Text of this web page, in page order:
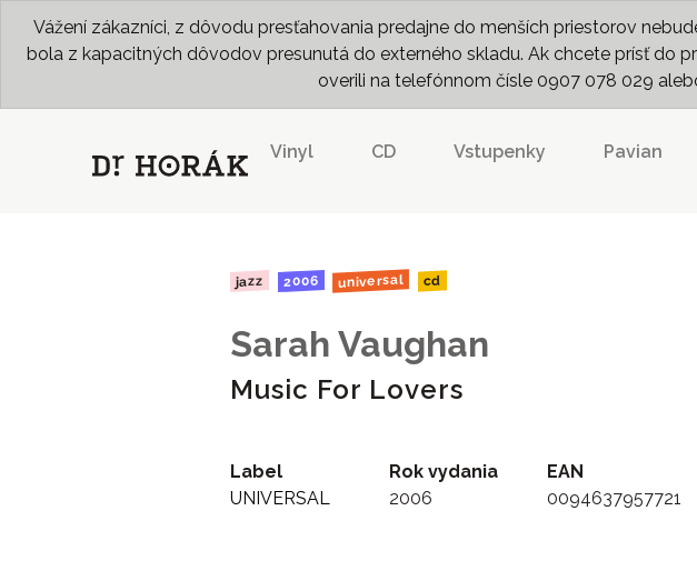
Vážení zákazníci, z dôvodu presťahovania predajne do menších priestorov
bola z kapacitných dôvodov presunutá do externého skladu. Ak chcete prísť do
overili na telefónnom čísle 0907 078 029
Vinyl CD Vstupenky Pavian
jazz 2006 universal cd
Sarah Vaughan
Music For Lovers
Label
UNIVERSAL
Rok vydania
2006
EAN
0094637957721